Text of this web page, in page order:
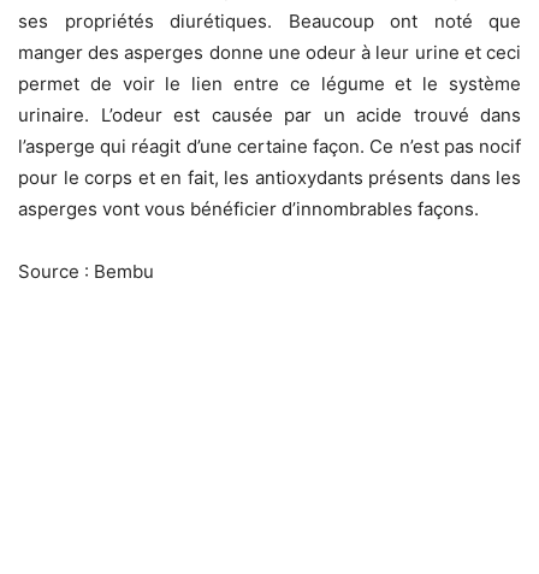
ses propriétés diurétiques. Beaucoup ont noté que
manger des asperges donne une odeur à leur urine et ceci
permet de voir le lien entre ce légume et le système
urinaire. L’odeur est causée par un acide trouvé dans
l’asperge qui réagit d’une certaine façon. Ce n’est pas nocif
pour le corps et en fait, les antioxydants présents dans les
asperges vont vous bénéficier d’innombrables façons.
Source : Bembu